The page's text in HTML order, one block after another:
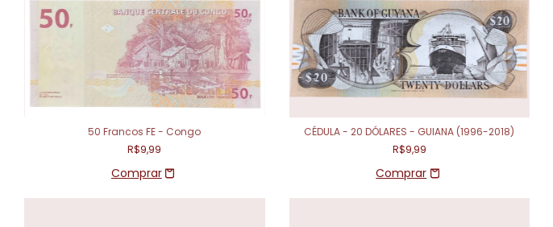
50 Francos FE - Congo
R$9,99
CÉDULA - 20 DÓLARES - GUIANA (1996-2018)
R$9,99